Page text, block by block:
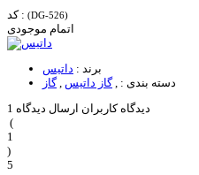
کد : (DG-526)
اتمام موجودی
برند : داتیس
دسته بندی : ,گاز داتیس ,گاز
1 دیدگاه کاربران ارسال دیدگاه
(
1
)
5